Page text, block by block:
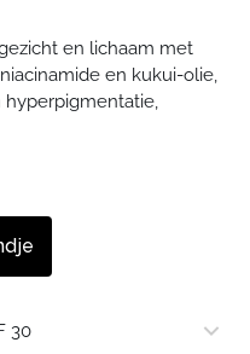
en lichaam met
en kukui-olie,
hyperpigmentatie,
30